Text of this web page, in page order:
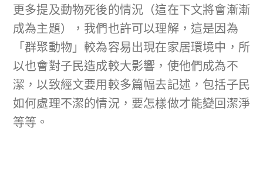
更多提及動物死後的情況（這在下文將會漸漸
成為主題），我們也許可以理解，這是因為
「群聚動物」較為容易出現在家居環境中，所
以也會對子民造成較大影響，使他們成為不
潔，以致經文要用較多篇幅去記述，包括子民
如何處理不潔的情況，要怎樣做才能變回潔淨
等等。